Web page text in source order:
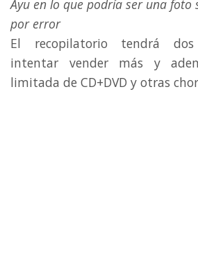
Ayu en lo que podría ser una foto
por error
El recopilatorio tendrá
intentar vender más y
limitada de CD+DVD y otras